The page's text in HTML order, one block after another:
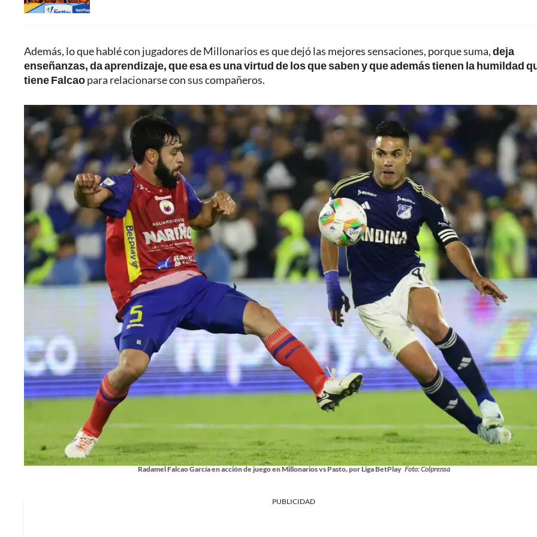
Además, lo que hablé con jugadores de Millonarios es que dejó las mejores sensaciones, porque suma,deja
enseñanzas, da aprendizaje, que esa es una virtud de los que saben y que además tienen la humildad
tiene Falcaopara relacionarse con sus compañeros.
Radamel Falcao García en acción de juego en Millonarios vs Pasto, por Liga BetPlay Foto: Colprensa
PUBLICIDAD